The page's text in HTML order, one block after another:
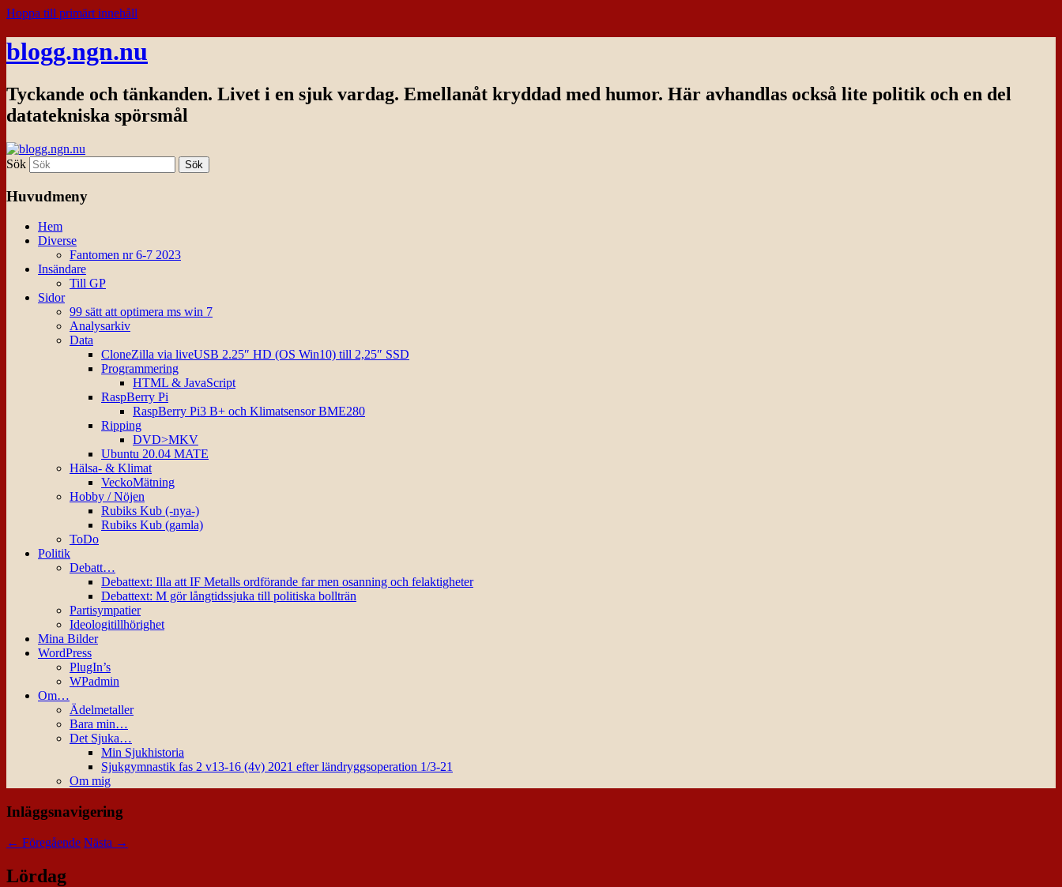
Hoppa till primärt innehåll
blogg.ngn.nu
Tyckande och tänkanden. Livet i en sjuk vardag. Emellanåt kryddad med humor. Här avhandlas också lite politik och en del
datatekniska spörsmål
Sök
Huvudmeny
Hem
Diverse
Fantomen nr 6-7 2023
Insändare
Till GP
Sidor
99 sätt att optimera ms win 7
Analysarkiv
Data
CloneZilla via liveUSB 2.25″ HD (OS Win10) till 2,25″ SSD
Programmering
HTML & JavaScript
RaspBerry Pi
RaspBerry Pi3 B+ och Klimatsensor BME280
Ripping
DVD>MKV
Ubuntu 20.04 MATE
Hälsa- & Klimat
VeckoMätning
Hobby / Nöjen
Rubiks Kub (-nya-)
Rubiks Kub (gamla)
ToDo
Politik
Debatt…
Debattext: Illa att IF Metalls ordförande far men osanning och felaktigheter
Debattext: M gör långtidssjuka till politiska bollträn
Partisympatier
Ideologitillhörighet
Mina Bilder
WordPress
PlugIn’s
WPadmin
Om…
Ädelmetaller
Bara min…
Det Sjuka…
Min Sjukhistoria
Sjukgymnastik fas 2 v13-16 (4v) 2021 efter ländryggsoperation 1/3-21
Om mig
Inläggsnavigering
← Föregående Nästa →
Lördag